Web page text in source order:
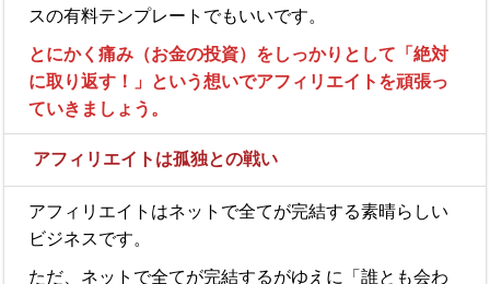
スの有料テンプレートでもいいです。
とにかく痛み（お金の投資）をしっかりとして「絶対
に取り返す！」という想いでアフィリエイトを頑張っ
ていきましょう。
アフィリエイトは孤独との戦い
アフィリエイトはネットで全てが完結する素晴らしい
ビジネスです。
ただ、ネットで全てが完結するがゆえに「誰とも会わ